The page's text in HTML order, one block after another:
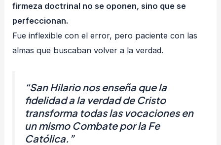
firmeza doctrinal no se oponen, sino que se
perfeccionan.
Fue inflexible con el error, pero paciente con las
almas que buscaban volver a la verdad.
“San Hilario nos enseña que la
fidelidad a la verdad de Cristo
transforma todas las vocaciones en
un mismo Combate por la Fe
Católica. ”